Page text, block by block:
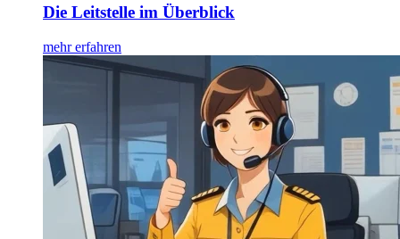
Die Leitstelle im Überblick
mehr erfahren